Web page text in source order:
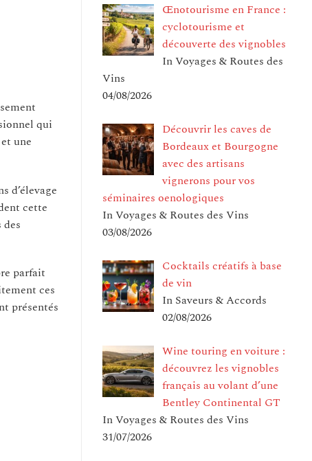
qui
une
d’élevage
cette
parfait
ces
présentés
Œnotourisme en France :
cyclotourisme et
découverte des vignobles
In Voyages & Routes des
Vins
04/08/2026
Découvrir les caves de
Bordeaux et Bourgogne
avec des artisans
vignerons pour vos
séminaires oenologiques
In Voyages & Routes des Vins
03/08/2026
Cocktails créatifs à base
de vin
In Saveurs & Accords
02/08/2026
Wine touring en voiture :
découvrez les vignobles
français au volant d’une
Bentley Continental GT
In Voyages & Routes des Vins
31/07/2026